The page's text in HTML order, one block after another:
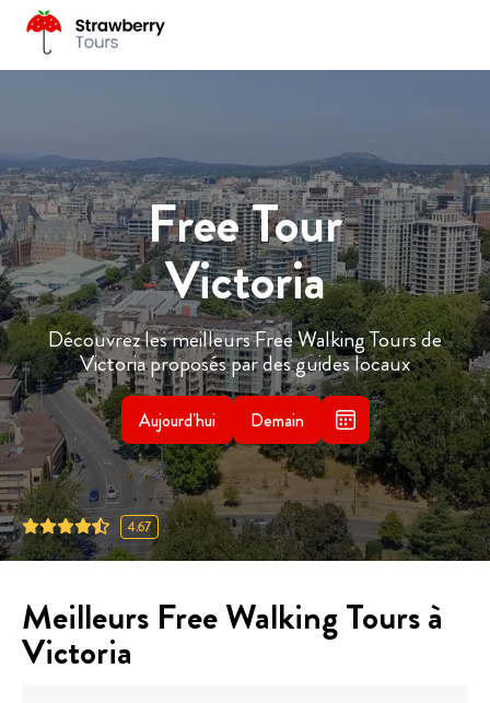
Free Tour
Victoria
Découvrez les meilleurs Free Walking Tours de
Victoria proposés par des guides locaux
Aujourd'hui Demain
4.67
Meilleurs Free Walking Tours à
Victoria